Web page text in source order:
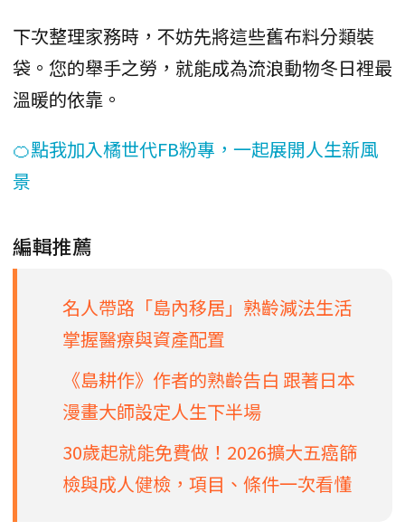
下次整理家務時，不妨先將這些舊布料分類裝
袋。您的舉手之勞，就能成為流浪動物冬日裡最
溫暖的依靠。
🍊點我加入橘世代FB粉專，一起展開人生新風
景
編輯推薦
名人帶路「島內移居」熟齡減法生活
掌握醫療與資產配置
《島耕作》作者的熟齡告白 跟著日本
漫畫大師設定人生下半場
30歲起就能免費做！2026擴大五癌篩
檢與成人健檢，項目、條件一次看懂